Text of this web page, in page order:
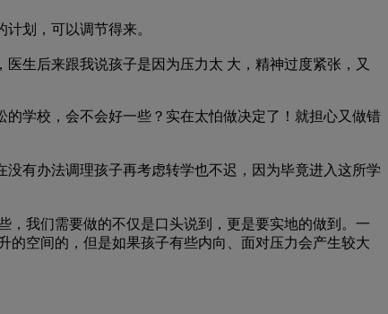
划，可以调节得来。
生后来跟我说孩子是因为压力太 大，精神过度紧张，又
学校，会不会好一些？实在太怕做决定了！就担心又做错
有办法调理孩子再考虑转学也不迟，因为毕竟进入这所学
，我们需要做的不仅是口头说到，更是要实地的做到。一
的空间的，但是如果孩子有些内向、面对压力会产生较大